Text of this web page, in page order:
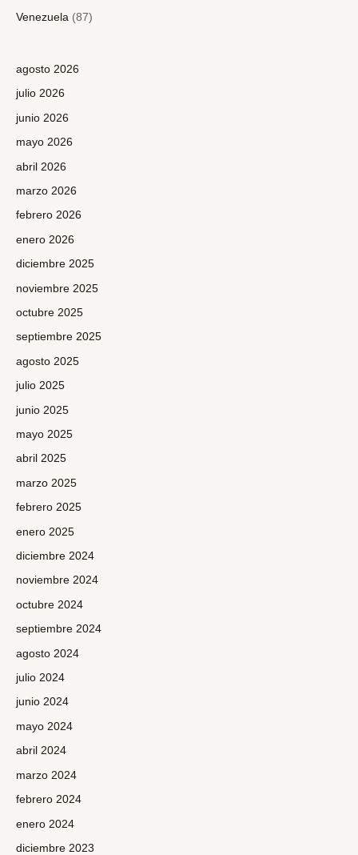
Venezuela (87)
agosto 2026
julio 2026
junio 2026
mayo 2026
abril 2026
marzo 2026
febrero 2026
enero 2026
diciembre 2025
noviembre 2025
octubre 2025
septiembre 2025
agosto 2025
julio 2025
junio 2025
mayo 2025
abril 2025
marzo 2025
febrero 2025
enero 2025
diciembre 2024
noviembre 2024
octubre 2024
septiembre 2024
agosto 2024
julio 2024
junio 2024
mayo 2024
abril 2024
marzo 2024
febrero 2024
enero 2024
diciembre 2023